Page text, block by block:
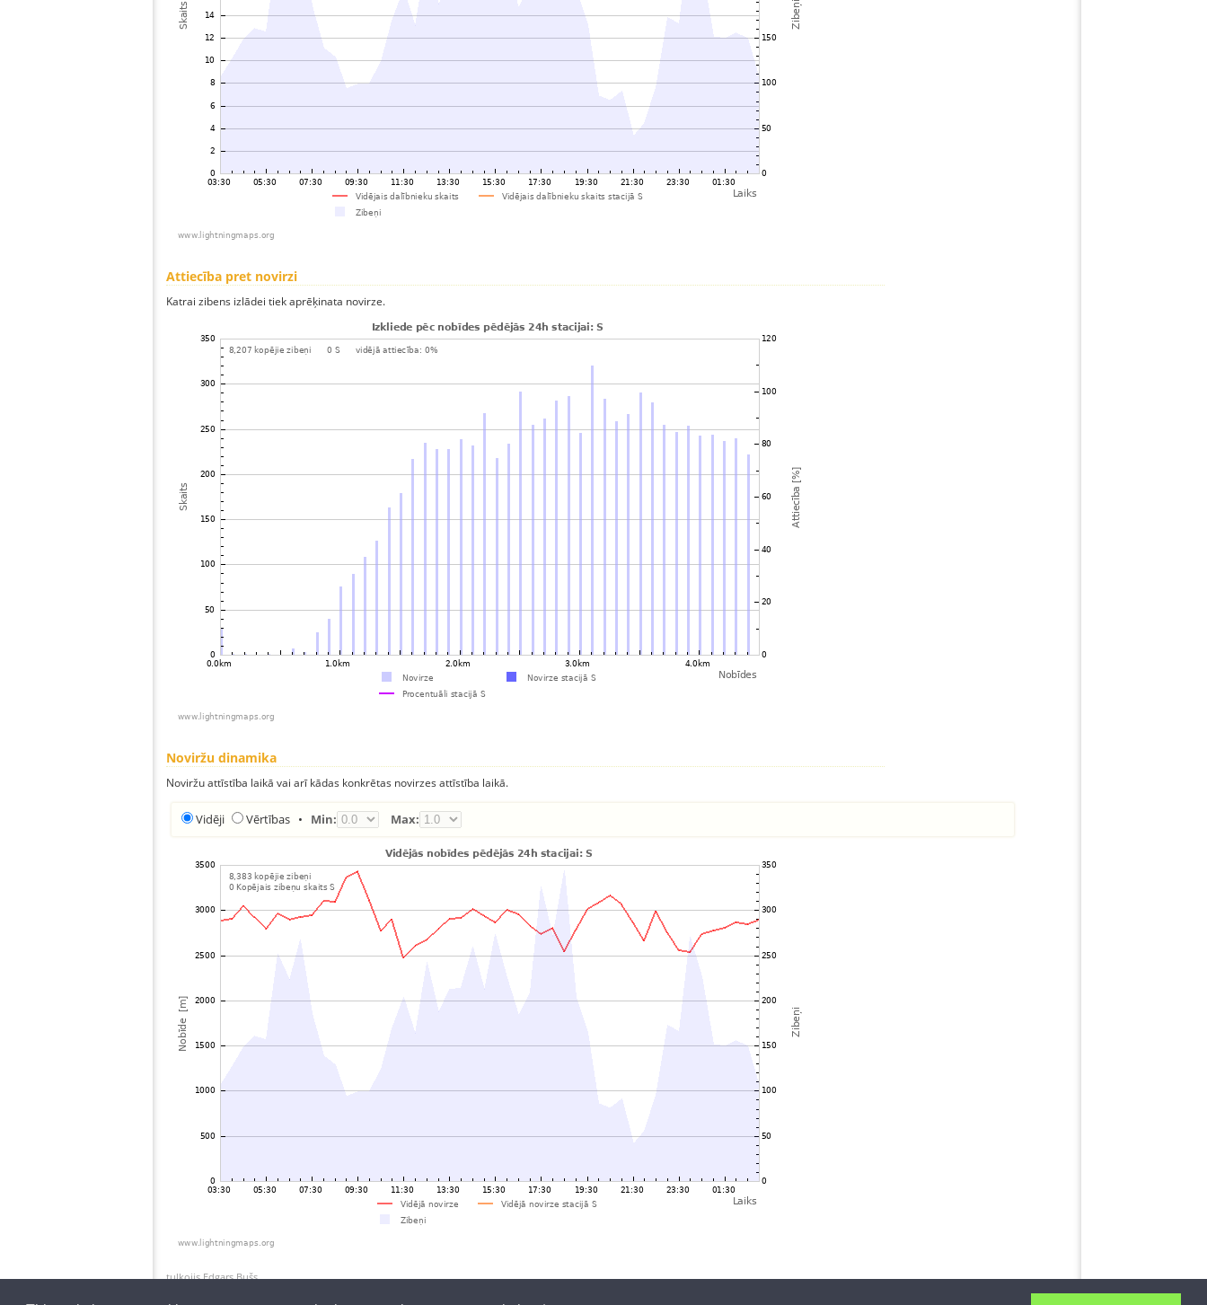
Attiecība pret novirzi
Katrai zibens izlādei tiek aprēķinata novirze.
Noviržu dinamika
Noviržu attīstība laikā vai arī kādas konkrētas novirzes attīstība laikā.
Vidēji Vērtības • Min: Max:
tulkojis Edgars Bušs